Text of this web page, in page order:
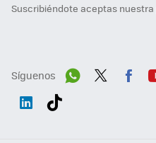
Suscribiéndote aceptas nuestra
Síguenos